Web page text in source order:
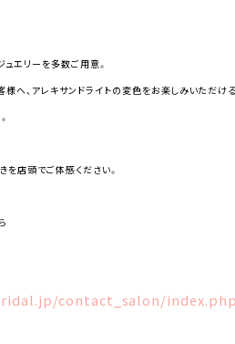
ュエリーを多数ご用意。
へ、アレキサンドライトの変色をお楽しみいただけ
店頭でご体感ください。
contact_salon/